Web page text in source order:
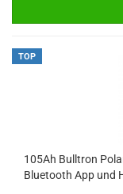
TOP
105Ah Bulltron
Bluetooth App und